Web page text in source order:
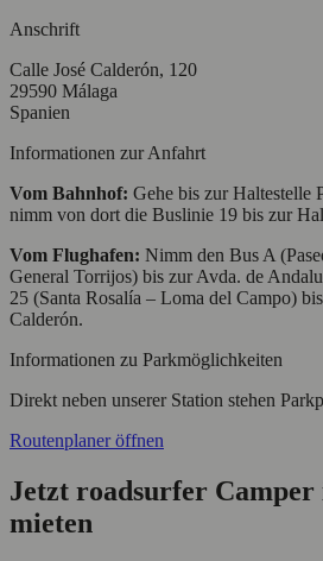
Anschrift
Calle José Calderón, 120
29590 Málaga
Spanien
Informationen zur Anfahrt
Vom Bahnhof: Gehe bis zur Haltestelle
nimm von dort die Buslinie 19 bis zur
Vom Flughafen: Nimm den Bus A
General Torrijos) bis zur Avda. de
25 (Santa Rosalía – Loma del Campo)
Calderón.
Informationen zu Parkmöglichkeiten
Direkt neben unserer Station stehen
Routenplaner öffnen
Jetzt roadsurfer Camper
mieten